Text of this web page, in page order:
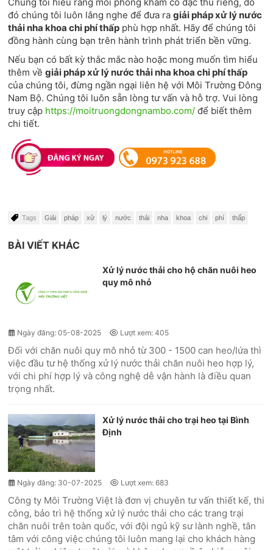
đó chúng tôi luôn lắng nghe để đưa ragiải pháp xử lý nước
thải nha khoa chi phí thấp phù hợp nhất. Hãy để chúng tôi
đồng hành cùng bạn trên hành trình phát triển bền vững.
Nếu bạn có bất kỳ thắc mắc nào hoặc mong muốn tìm hiểu
thêm vềgiải pháp xử lý nước thải nha khoa chi phí thấp
của chúng tôi, đừng ngần ngại liên hệ với Môi Trường Đông
Nam Bộ. Chúng tôi luôn sẵn lòng tư vấn và hỗ trợ. Vui lòng
truy cập https://moitruongdongnambo.com/ để biết thêm
chi tiết.
Tags Giải pháp xử lý nước thải nha khoa chi phí thấp
BÀI VIẾT KHÁC
Xử lý nước thải cho hộ chăn nuôi heo
quy mô nhỏ
Ngày đăng: 05-08-2025 Lượt xem: 405
Đối với chăn nuôi quy mô nhỏ từ 300 - 1500 can heo/lứa thì
việc đầu tư hệ thống xử lý nước thải chăn nuôi heo hợp lý,
với chi phí hợp lý và công nghệ dễ vận hành là điều quan
trọng nhất.
Xử lý nước thải cho trại heo tại Bình
Định
Ngày đăng: 30-07-2025 Lượt xem: 683
Công ty Môi Trường Việt là đơn vị chuyên tư vấn thiết kế, thi
công, bảo trì hệ thống xử lý nước thải cho các trang trại
chăn nuôi trên toàn quốc, với đội ngủ kỹ sư lành nghề, tân
tâm với công việc chúng tôi luôn mang lại cho khách hàng